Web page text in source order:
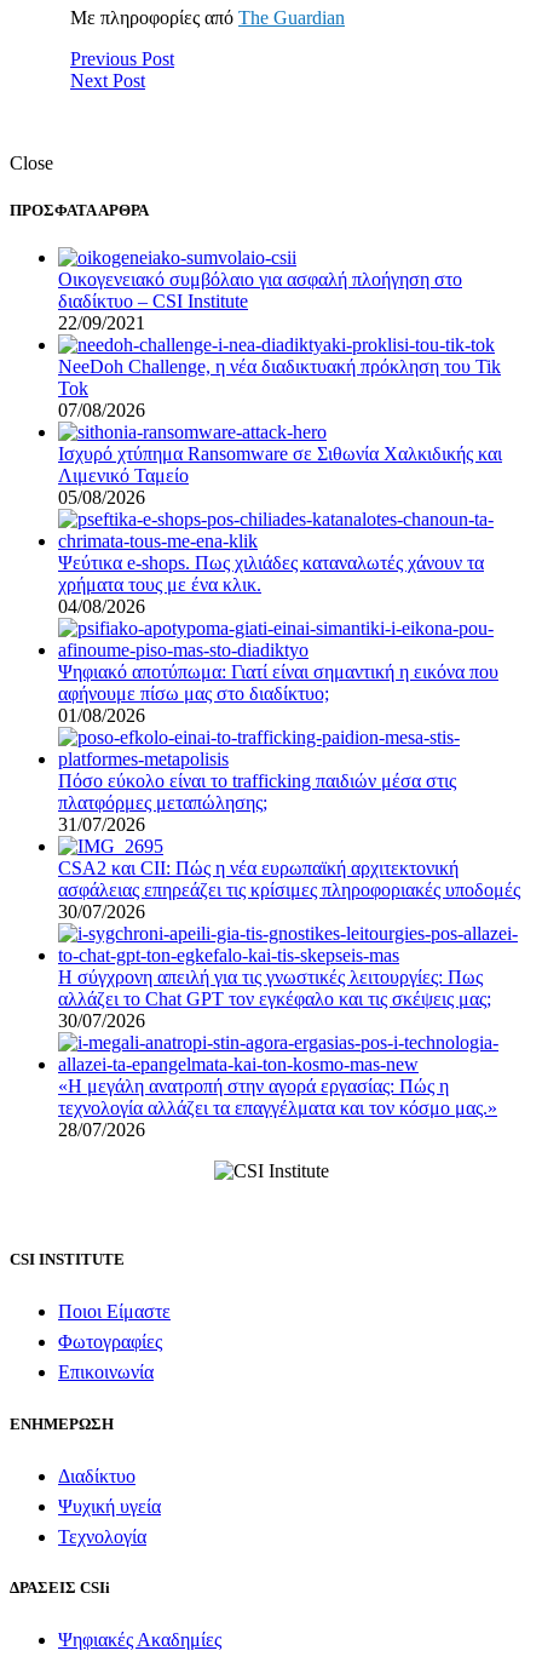
Με πληροφορίες από The Guardian
Previous Post
Next Post
Close
ΠΡΟΣΦΑΤΑ ΑΡΘΡΑ
Οικογενειακό συμβόλαιο για ασφαλή πλοήγηση στο
διαδίκτυο – CSI Institute
22/09/2021
NeeDoh Challenge, η νέα διαδικτυακή πρόκληση του Tik
Tok
07/08/2026
Ισχυρό χτύπημα Ransomware σε Σιθωνία Χαλκιδικής και
Λιμενικό Ταμείο
05/08/2026
Ψεύτικα e-shops. Πως χιλιάδες καταναλωτές χάνουν τα
χρήματα τους με ένα κλικ.
04/08/2026
Ψηφιακό αποτύπωμα: Γιατί είναι σημαντική η εικόνα που
αφήνουμε πίσω μας στο διαδίκτυο;
01/08/2026
Πόσο εύκολο είναι το trafficking παιδιών μέσα στις
πλατφόρμες μεταπώλησης;
31/07/2026
CSA2 και CII: Πώς η νέα ευρωπαϊκή αρχιτεκτονική
ασφάλειας επηρεάζει τις κρίσιμες πληροφοριακές υποδομές
30/07/2026
Η σύγχρονη απειλή για τις γνωστικές λειτουργίες: Πως
αλλάζει το Chat GPT τον εγκέφαλο και τις σκέψεις μας;
30/07/2026
«Η μεγάλη ανατροπή στην αγορά εργασίας: Πώς η
τεχνολογία αλλάζει τα επαγγέλματα και τον κόσμο μας.»
28/07/2026
CSI INSTITUTE
Ποιοι Είμαστε
Φωτογραφίες
Επικοινωνία
ΕΝΗΜΕΡΩΣΗ
Διαδίκτυο
Ψυχική υγεία
Τεχνολογία
ΔΡΑΣΕΙΣ CSIi
Ψηφιακές Ακαδημίες